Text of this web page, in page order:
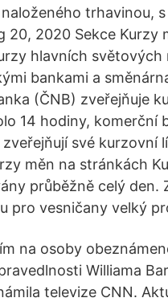
trhavinou,
20, 2020 Sekce Kurzy
hlavních světových
bankami a
(ČNB) zveřejňuje
14 hodiny, komerční
své kurzovní
měn na stránkách
průběžně celý den.
pro vesničany velký
na osoby
Williama
televize CNN.